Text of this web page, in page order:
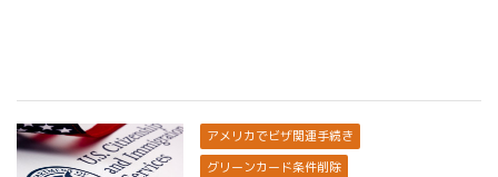
アメリカでビザ関連手続き
グリーンカード条件削除